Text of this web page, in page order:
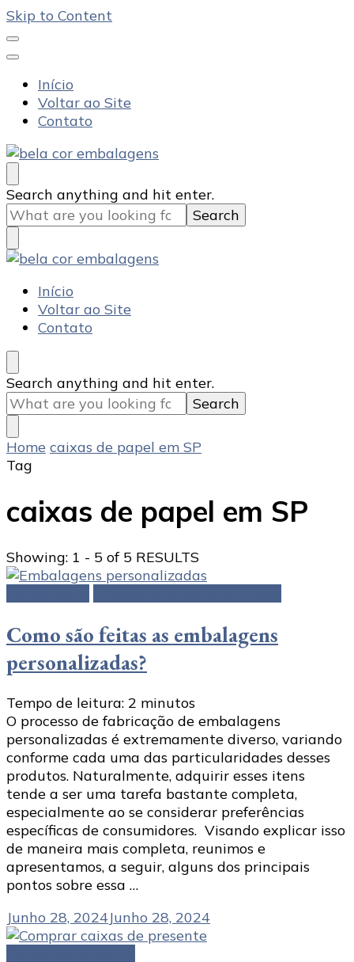
Skip to Content
Início
Voltar ao Site
Contato
Bela Cor Embalagens
Blog
Looking
for
Something?
Search anything and hit enter.
Bela Cor Embalagens
Blog
Início
Voltar ao Site
Contato
Looking
for
Something?
Search anything and hit enter.
Home caixas de papel em SP
Tag
caixas de papel em SP
Showing: 1 - 5 of 5 RESULTS
Como são feitas as embalagens
personalizadas?
Tempo de leitura: 2 minutos
O processo de fabricação de embalagens
personalizadas é extremamente diverso, variando
conforme cada uma das particularidades desses
produtos. Naturalmente, adquirir esses itens
tende a ser uma tarefa bastante completa,
especialmente ao se considerar preferências
específicas de consumidores. Visando explicar isso
de maneira mais completa, reunimos e
apresentamos, a seguir, alguns dos principais
pontos sobre essa …
Junho 28, 2024Junho 28, 2024